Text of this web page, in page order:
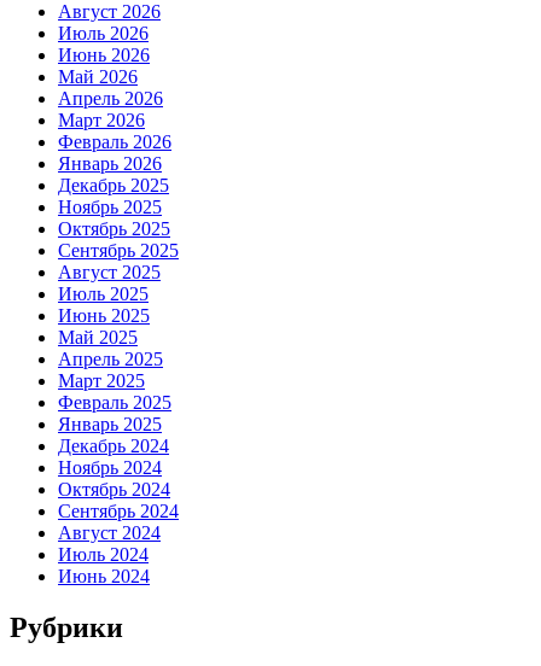
Август 2026
Июль 2026
Июнь 2026
Май 2026
Апрель 2026
Март 2026
Февраль 2026
Январь 2026
Декабрь 2025
Ноябрь 2025
Октябрь 2025
Сентябрь 2025
Август 2025
Июль 2025
Июнь 2025
Май 2025
Апрель 2025
Март 2025
Февраль 2025
Январь 2025
Декабрь 2024
Ноябрь 2024
Октябрь 2024
Сентябрь 2024
Август 2024
Июль 2024
Июнь 2024
Рубрики